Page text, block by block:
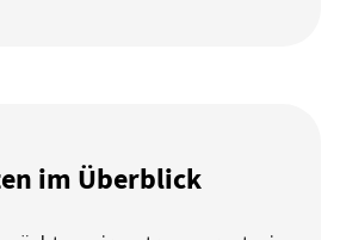
im Überblick